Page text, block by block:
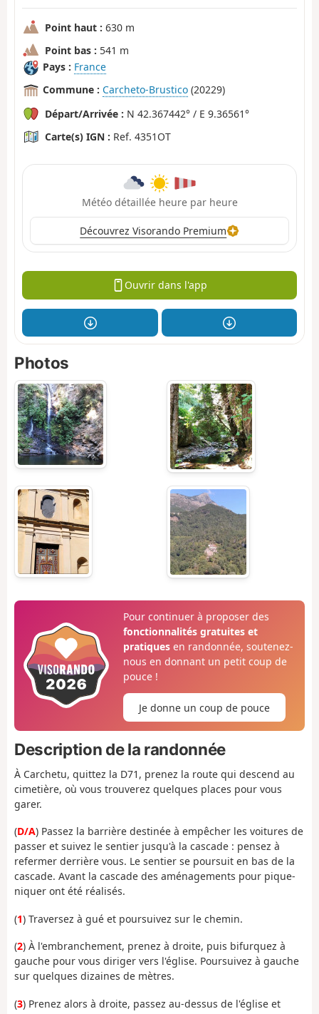
Point haut : 630 m
Point bas : 541 m
Pays : France
Commune : Carcheto-Brustico (20229)
Départ/Arrivée : N 42.367442° / E 9.36561°
Carte(s) IGN : Ref. 4351OT
Météo détaillée heure par heure
Découvrez Visorando Premium
Ouvrir dans l'app
Photos
Pour continuer à proposer des
fonctionnalités gratuites et
pratiquesen randonnée, soutenez-
nous en donnant un petit coup de
pouce !
Je donne un coup de pouce
Description de la randonnée
À Carchetu, quittez la D71, prenez la route qui descend au
cimetière, où vous trouverez quelques places pour vous
garer.
(D/A) Passez la barrière destinée à empêcher les voitures de
passer et suivez le sentier jusqu'à la cascade : pensez à
refermer derrière vous. Le sentier se poursuit en bas de la
cascade. Avant la cascade des aménagements pour pique-
niquer ont été réalisés.
(1) Traversez à gué et poursuivez sur le chemin.
(2) À l'embranchement, prenez à droite, puis bifurquez à
gauche pour vous diriger vers l'église. Poursuivez à gauche
sur quelques dizaines de mètres.
(3) Prenez alors à droite, passez au-dessus de l'église et